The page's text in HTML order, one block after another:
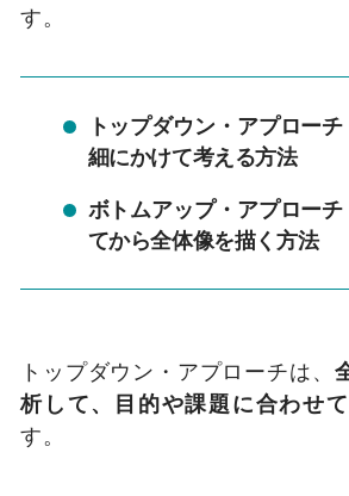
す。
トップダウン・アプロー
細にかけて考える方法
ボトムアップ・アプロー
てから全体像を描く方法
トップダウン・アプローチは、
析して、目的や課題に合わせ
す。